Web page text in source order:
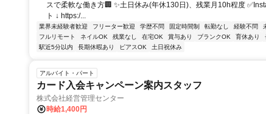
スで柔軟な働き方🏢 ✨土日休み(年休130日)、残業月10h程度
ト ↓ https:/...
業界未経験者歓迎 フリーター歓迎 学歴不問 固定時間制 転勤なし 経験不問
フルリモート
ネイルOK 残業なし 在宅OK 賞与あり ブランクOK 育休あり
駅近5分以内
長期休暇あり ピアスOK 土日祝休み
アルバイト・パート
カード入会キャンペーン案内スタッフ
株式会社経営管理センター
時給1,400円